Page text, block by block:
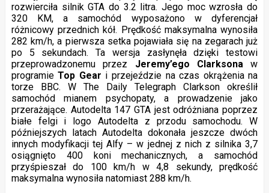
rozwierciła silnik GTA do 3.2 litra. Jego moc wzrosła do
320 KM, a samochód wyposażono w dyferencjał
różnicowy przednich kół. Prędkość maksymalna wynosiła
282 km/h, a pierwsza setka pojawiała się na zegarach już
po 5 sekundach. Ta wersja zasłynęła dzięki testowi
przeprowadzonemu przez Jeremy’ego Clarksonaw
programieTop Gear i przejeździe na czas okrążenia na
torze BBC. W The Daily Telegraph Clarkson określił
samochód mianem psychopaty, a prowadzenie jako
przerażające. Autodelta 147 GTA jest odróżniana poprzez
białe felgi i logo Autodelta z przodu samochodu. W
późniejszych latach Autodelta dokonała jeszcze dwóch
innych modyfikacji tej Alfy – w jednej z nich z silnika 3,7
osiągnięto 400 koni mechanicznych, a samochód
przyśpieszał do 100 km/h w 4,8 sekundy, prędkość
maksymalna wynosiła natomiast 288 km/h.